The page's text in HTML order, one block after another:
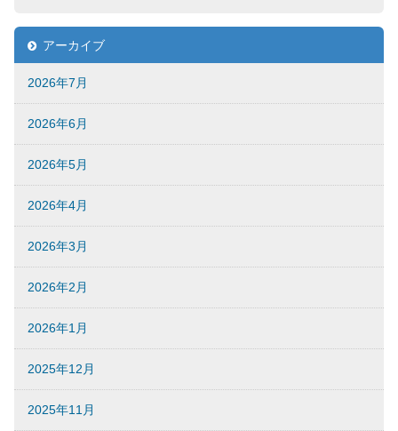
アーカイブ
2026年7月
2026年6月
2026年5月
2026年4月
2026年3月
2026年2月
2026年1月
2025年12月
2025年11月